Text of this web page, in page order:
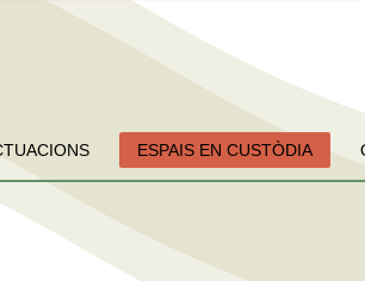
ESPAIS EN CUSTÒDIA